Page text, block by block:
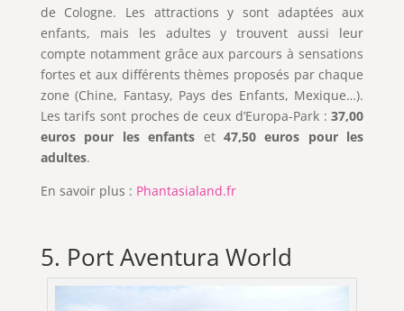
de Cologne. Les attractions y sont adaptées aux
enfants, mais les adultes y trouvent aussi leur
compte notamment grâce aux parcours à sensations
fortes et aux différents thèmes proposés par chaque
zone (Chine, Fantasy, Pays des Enfants, Mexique…).
Les tarifs sont proches de ceux d’Europa-Park :37,00
euros pour les enfants et 47,50 euros pour les
adultes.
En savoir plus : Phantasialand.fr
5. Port Aventura World